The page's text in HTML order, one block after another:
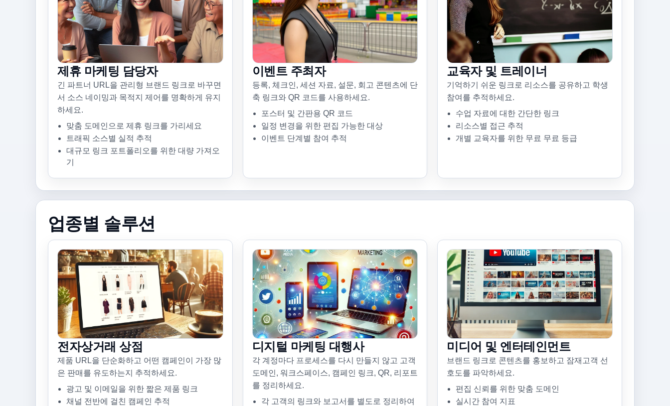
제휴 마케팅 담당자
긴 파트너 URL을 관리형 브랜드 링크로 바꾸면
서 소스 네이밍과 목적지 제어를 명확하게 유지
하세요.
맞춤 도메인으로 제휴 링크를 가리세요
트래픽 소스별 실적 추적
대규모 링크 포트폴리오를 위한 대량 가져오
기
이벤트 주최자
등록, 체크인, 세션 자료, 설문, 회고 콘텐츠에 단
축 링크와 QR 코드를 사용하세요.
포스터 및 간판용 QR 코드
일정 변경을 위한 편집 가능한 대상
이벤트 단계별 참여 추적
교육자 및 트레이너
기억하기 쉬운 링크로 리소스를 공유하고 학생
참여를 추적하세요.
수업 자료에 대한 간단한 링크
리소스별 접근 추적
개별 교육자를 위한 무료 무료 등급
업종별 솔루션
전자상거래 상점
제품 URL을 단순화하고 어떤 캠페인이 가장 많
은 판매를 유도하는지 추적하세요.
광고 및 이메일을 위한 짧은 제품 링크
채널 전반에 걸친 캠페인 추적
디지털 마케팅 대행사
각 계정마다 프로세스를 다시 만들지 않고 고객
도메인, 워크스페이스, 캠페인 링크, QR, 리포트
를 정리하세요.
각 고객의 링크와 보고서를 별도로 정리하여
미디어 및 엔터테인먼트
브랜드 링크로 콘텐츠를 홍보하고 잠재고객 선
호도를 파악하세요.
편집 신뢰를 위한 맞춤 도메인
실시간 참여 지표